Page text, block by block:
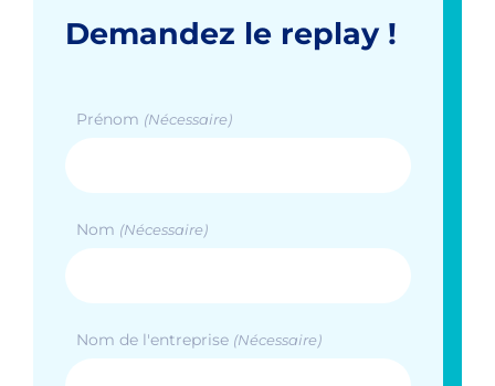
Demandez le replay !
Prénom (Nécessaire)
Nom (Nécessaire)
Nom de l'entreprise (Nécessaire)